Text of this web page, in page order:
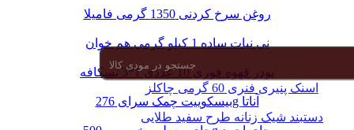
اسنک پنیری فنری 60 گرمی چاکلز
دستبند شیک زنانه طرح سفید طلایی
روغن سرخ کردنی 1350 گرمی فامیلا
نی نبات ساده 1 کیلو گرمی هم خوان
پودر قهوه فوری 10 عددی 1*3 نسکافه
بیسکوییت چمک سرای 276g آناتا